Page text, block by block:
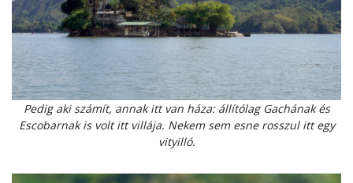
Pedig aki számít, annak itt van háza: állítólag Gachának és
Escobarnak is volt itt villája. Nekem sem esne rosszul itt egy
vityilló.